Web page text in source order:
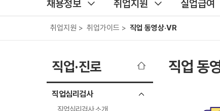
채용정보 취업지원 실업급여
취업지원 > 취업가이드 > 직업 동영상·VR
직업·진로
직업심리검사
직업 동